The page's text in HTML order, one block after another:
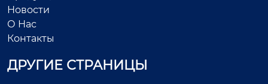
Новости
О Нас
Контакты
ДРУГИЕ СТРАНИЦЫ